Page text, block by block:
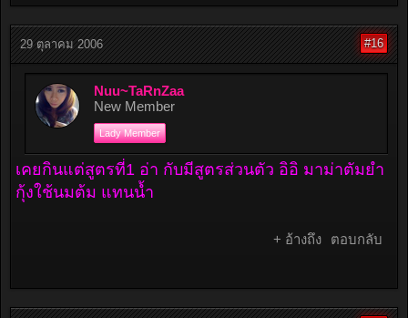
29 ตุลาคม 2006 #16
Nuu~TaRnZaa
New Member
Lady Member
เคยกินแต่สูตรที่1 อ่า กับมีสูตรส่วนตัว อิอิ มาม่าตัมยำ
กุ้งใช้นมต้ม แทนน้ำ
+ อ้างถึง ตอบกลับ